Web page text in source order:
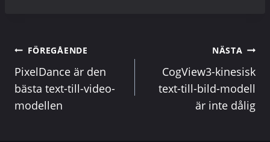
FÖREGÅENDE
PixelDance är den
bästa text-till-video-
modellen
NÄSTA
CogView3-kinesisk
text-till-bild-modell
är inte dålig